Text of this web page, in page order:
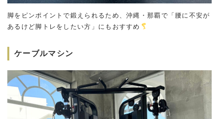
脚をピンポイントで鍛えられるため、沖縄・那覇で「腰に不安が
あるけど脚トレをしたい方」にもおすすめ
ケーブルマシン